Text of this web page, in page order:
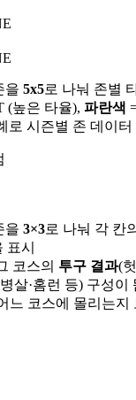
을 5x5로 나눠 존별
(높은 타율), 파란색
로 시즌별 존 데이터
을 3×3로 나눠 각 칸
표시
코스의 투구 결과(
살·홈런 등) 구성이
느 코스에 몰리는지